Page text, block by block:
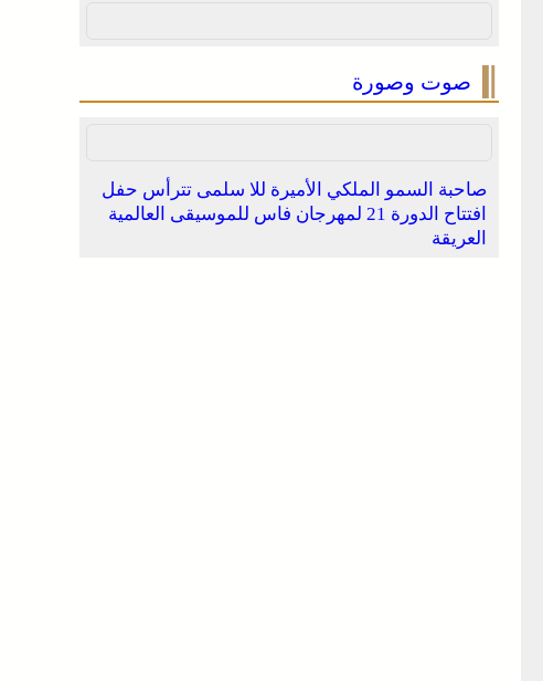
إيطاليا والدفن بالمغرب
فينيسيوس جونيور يمدد عقده مع ريال مدريد حتى
انطلاق الدورة الأولى من مهرجان السعيدية للموسيقى
صوت وصورة
صاحبة السمو الملكي الأميرة للا سلمى تترأس حفل
افتتاح الدورة 21 لمهرجان فاس للموسيقى العالمية
العريقة